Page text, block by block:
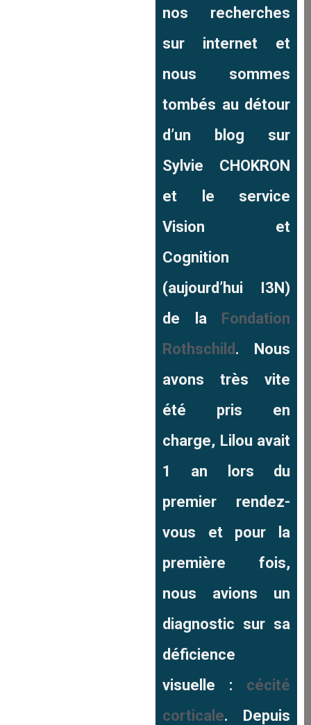
nos recherches
sur internet et
nous sommes
tombés au détour
d’un blog sur
Sylvie CHOKRON
et le service
Vision et
Cognition
(aujourd’hui I3N)
de la Fondation
Rothschild . Nous
avons très vite
été pris en
charge, Lilou avait
1 an lors du
premier rendez-
vous et pour la
première fois,
nous avions un
diagnostic sur sa
déficience
visuelle : cécité
corticale. Depuis